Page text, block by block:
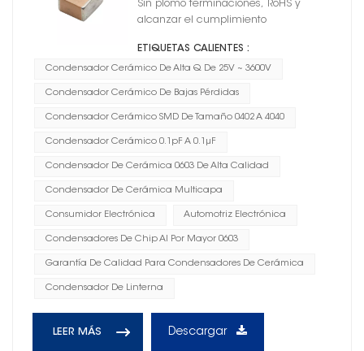
Sin plomo terminaciones, RoHS y
alcanzar el cumplimiento
ETIQUETAS CALIENTES :
Condensador Cerámico De Alta Q De 25V ~ 3600V
Condensador Cerámico De Bajas Pérdidas
Condensador Cerámico SMD De Tamaño 0402 A 4040
Condensador Cerámico 0.1pF A 0.1μF
Condensador De Cerámica 0603 De Alta Calidad
Condensador De Cerámica Multicapa
Consumidor Electrónica Automotriz Electrónica
Condensadores De Chip Al Por Mayor 0603
Garantía De Calidad Para Condensadores De Cerámica
Condensador De Linterna
LEER MÁS Descargar